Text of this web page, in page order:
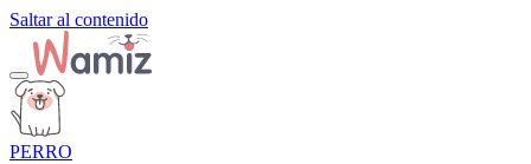
Saltar al contenido
PERRO